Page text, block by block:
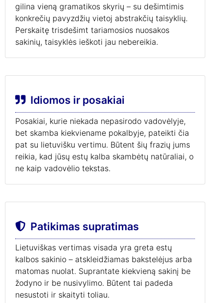
gilina vieną gramatikos skyrių – su dešimtimis
konkrečių pavyzdžių vietoj abstrakčių taisyklių.
Perskaitę trisdešimt tariamosios nuosakos
sakinių, taisyklės ieškoti jau nebereikia.
Idiomos ir posakiai
Posakiai, kurie niekada nepasirodo vadovėlyje,
bet skamba kiekviename pokalbyje, pateikti čia
pat su lietuvišku vertimu. Būtent šių frazių jums
reikia, kad jūsų estų kalba skambėtų natūraliai, o
ne kaip vadovėlio tekstas.
Patikimas supratimas
Lietuviškas vertimas visada yra greta estų
kalbos sakinio – atskleidžiamas bakstelėjus arba
matomas nuolat. Suprantate kiekvieną sakinį be
žodyno ir be nusivylimo. Būtent tai padeda
nesustoti ir skaityti toliau.